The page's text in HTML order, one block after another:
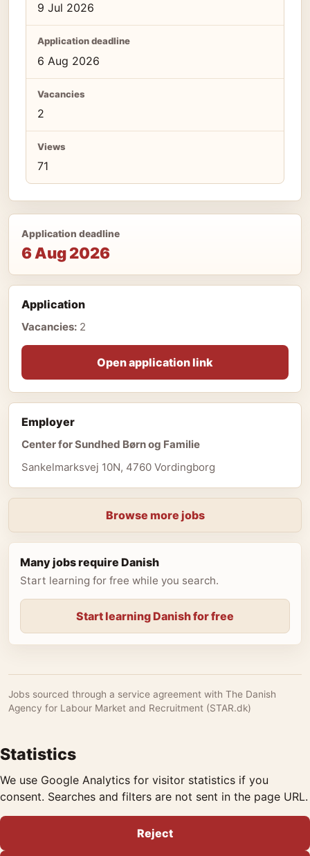
9 Jul 2026
Application deadline
6 Aug 2026
Vacancies
2
Views
71
Application deadline
6 Aug 2026
Application
Vacancies: 2
Open application link
Employer
Center for Sundhed Børn og Familie
Sankelmarksvej 10N, 4760 Vordingborg
Browse more jobs
Many jobs require Danish
Start learning for free while you search.
Start learning Danish for free
Jobs sourced through a service agreement with The Danish
Agency for Labour Market and Recruitment (STAR.dk)
Statistics
We use Google Analytics for visitor statistics if you
consent. Searches and filters are not sent in the page URL.
Reject